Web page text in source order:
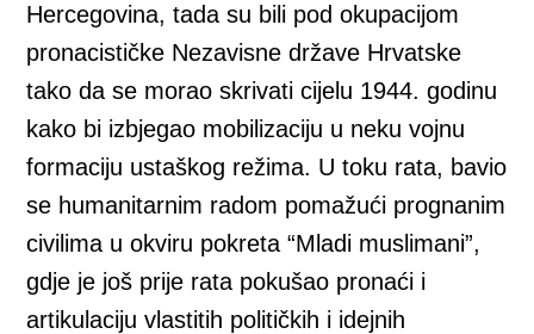
Hercegovina, tada su bili pod okupacijom
pronacističke Nezavisne države Hrvatske
tako da se morao skrivati cijelu 1944. godinu
kako bi izbjegao mobilizaciju u neku vojnu
formaciju ustaškog režima. U toku rata, bavio
se humanitarnim radom pomažući prognanim
civilima u okviru pokreta “Mladi muslimani”,
gdje je još prije rata pokušao pronaći i
artikulaciju vlastitih političkih i idejnih